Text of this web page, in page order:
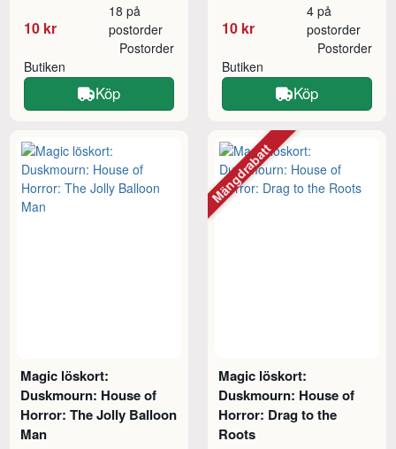
10 kr
18 på
postorder
Butiken
Postorder
Köp
10 kr
4 på
postorder
Butiken
Postorder
Köp
Magic löskort:
Duskmourn: House of
Horror: The Jolly Balloon
Man
Magic löskort:
Duskmourn: House of
Horror: Drag to the
Roots
Mängdrabatt